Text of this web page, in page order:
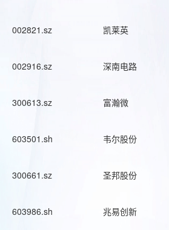
002821.sz 凯莱英
002916.sz 深南电路
300613.sz 富瀚微
603501.sh 韦尔股份
300661.sz 圣邦股份
603986.sh 兆易创新